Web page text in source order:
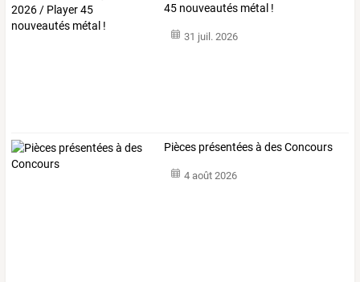
45 nouveautés métal !
31 juil. 2026
Pièces présentées à des Concours
4 août 2026